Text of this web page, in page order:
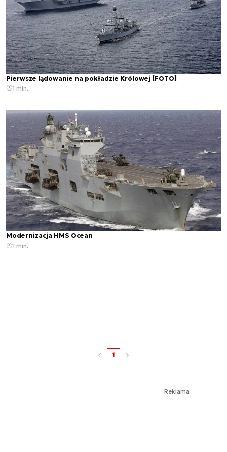
Pierwsze lądowanie na pokładzie Królowej [FOTO]
1 min.
Modernizacja HMS Ocean
1 min.
1
Reklama